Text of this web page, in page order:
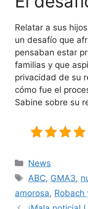
Relatar a sus
un desafío que
pensaban estar
familias y que
privacidad de su
cómo fue el
Sabine sobre su
Categorías
News
Etiquetas
ABC, GMA3,
amorosa, Robach